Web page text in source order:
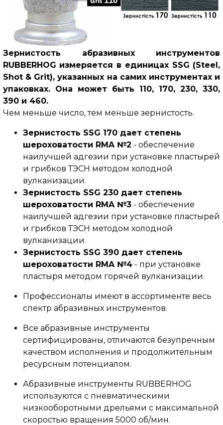
Зернистость абразивных инструментов
RUBBERHOG измеряется в единицах SSG (Steel,
Shot & Grit), указанных на самих инструментах и
упаковках. Она может быть 110, 170, 230, 330,
390 и 460.
Чем меньше число, тем меньше зернистость.
Зернистость SSG 170 дает степень
шероховатости RMA №2 - обеспечение
наилучшей адгезии при установке пластырей
и грибков ТЭСН методом холодной
вулканизации.
Зернистость SSG 230 дает степень
шероховатости RMA №3- обеспечение
наилучшей адгезии при установке пластырей
и грибков ТЭСН методом холодной
вулканизации.
Зернистость SSG 390 дает степень
шероховатости RMA №4- при установке
пластыря методом горячей вулканизации.
Профессионалы имеют в ассортименте весь
спектр абразивных инструментов.
Все абразивные инструменты
сертифицированы, отличаются безупречным
качеством исполнения и продолжительным
ресурсным потенциалом.
Абразивные инструменты RUBBERHOG
используются с пневматическими
низкооборотными дрельями с максимальной
скоростью вращения 5000 об/мин.